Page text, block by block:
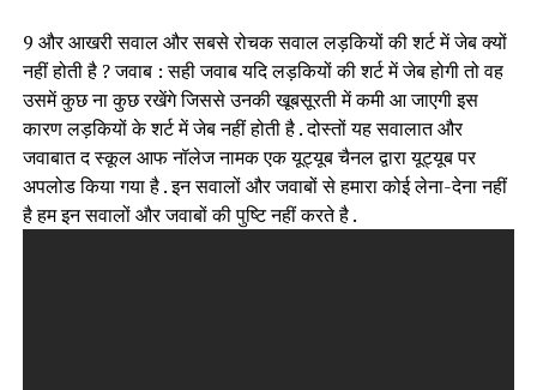
9 और आखरी सवाल और सबसे रोचक सवाल लड़कियों की शर्ट में जेब क्यों
नहीं होती है ? जवाब : सही जवाब यदि लड़कियों की शर्ट में जेब होगी तो वह
उसमें कुछ ना कुछ रखेंगे जिससे उनकी खूबसूरती में कमी आ जाएगी इस
कारण लड़कियों के शर्ट में जेब नहीं होती है . दोस्तों यह सवालात और
जवाबात द स्कूल आफ नॉलेज नामक एक यूट्यूब चैनल द्वारा यूट्यूब पर
अपलोड किया गया है . इन सवालों और जवाबों से हमारा कोई लेना-देना नहीं
है हम इन सवालों और जवाबों की पुष्टि नहीं करते है .